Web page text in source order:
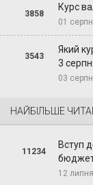
3858
Курс
01
3543
Який
3
03
НАЙБІЛЬШЕ
11234
Вступ
12